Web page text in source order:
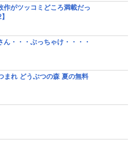
作がツッコミどころ満載だっ
ん・・・ぶっちゃけ・・・・
まれ どうぶつの森 夏の無料